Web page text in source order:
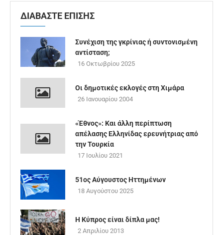
ΔΙΑΒΑΣΤΕ ΕΠΙΣΗΣ
Συνέχιση της γκρίνιας ή συντονισμένη
αντίσταση;
16 Οκτωβρίου 2025
Οι δημοτικές εκλογές στη Χιμάρα
26 Ιανουαρίου 2004
«Έθνος»: Και άλλη περίπτωση
απέλασης Ελληνίδας ερευνήτριας από
την Τουρκία
17 Ιουλίου 2021
51ος Αύγουστος Ηττημένων
18 Αυγούστου 2025
Η Κύπρος είναι δίπλα μας!
2 Απριλίου 2013